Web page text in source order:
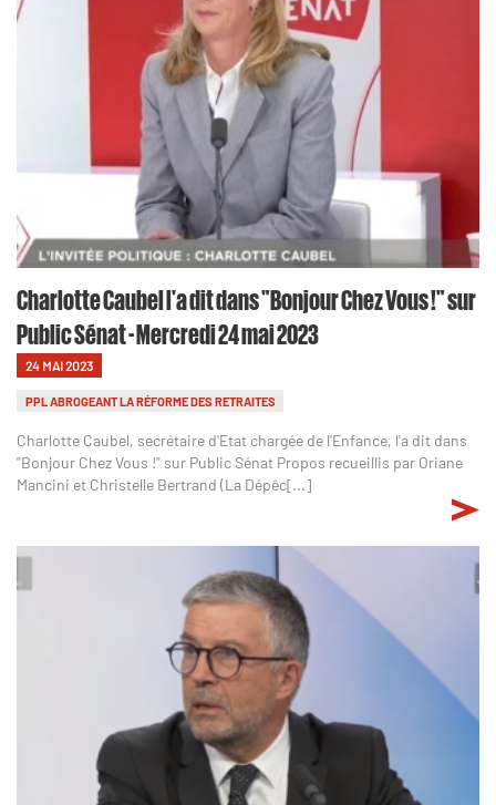
Charlotte Caubel l'a dit dans "Bonjour Chez Vous !" sur
Public Sénat - Mercredi 24 mai 2023
24 MAI 2023
PPL ABROGEANT LA RÉFORME DES RETRAITES
Charlotte Caubel, secrétaire d'Etat chargée de l'Enfance, l'a dit dans
"Bonjour Chez Vous !" sur Public Sénat Propos recueillis par Oriane
Mancini et Christelle Bertrand (La Dépêc[...]